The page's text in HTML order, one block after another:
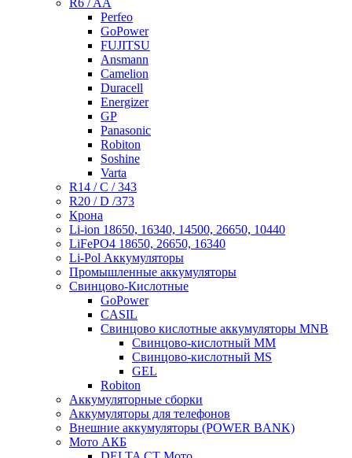
R6 / AA
Perfeo
GoPower
FUJITSU
Ansmann
Camelion
Duracell
Energizer
GP
Panasonic
Robiton
Soshine
Varta
R14 / C / 343
R20 / D /373
Крона
Li-ion 18650, 16340, 14500, 26650, 10440
LiFePO4 18650, 26650, 16340
Li-Pol Аккумуляторы
Промышленные аккумуляторы
Свинцово-Кислотные
GoPower
CASIL
Свинцово кислотные аккумуляторы MNB
Cвинцово-кислотный MM
Cвинцово-кислотный MS
GEL
Robiton
Аккумуляторные сборки
Аккумуляторы для телефонов
Внешние аккумуляторы (POWER BANK)
Мото АКБ